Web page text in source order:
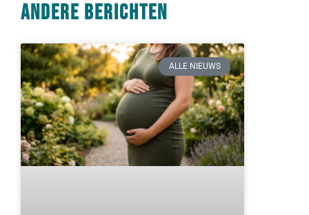
Andere berichten
ALLE NIEUWS